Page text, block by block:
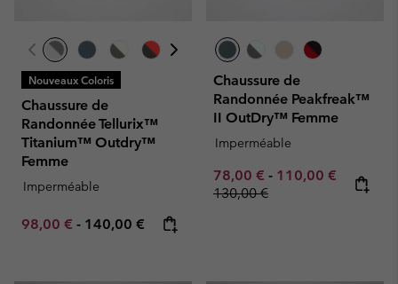
Nouveaux Coloris
Chaussure de
Randonnée Tellurix™
Titanium™ Outdry™
Femme
Imperméable
Minimum sale price:
98,00 € - Maximum price:
140,00 €
Chaussure de
Randonnée Peakfreak™
II OutDry™ Femme
Imperméable
Minimum sale price:
78,00 € - Maximum sale
110,00 € Regular
130,00 €